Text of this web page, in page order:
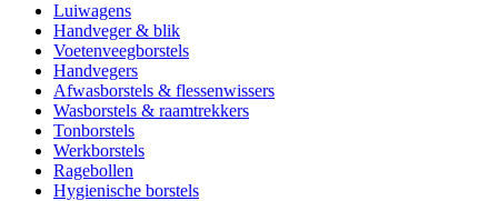
Luiwagens
Handveger & blik
Voetenveegborstels
Handvegers
Afwasborstels & flessenwissers
Wasborstels & raamtrekkers
Tonborstels
Werkborstels
Ragebollen
Hygienische borstels